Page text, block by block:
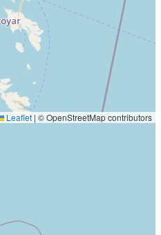
Leaflet | © OpenStreetMap contributors